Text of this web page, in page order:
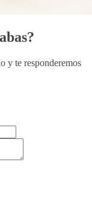
y te responderemos